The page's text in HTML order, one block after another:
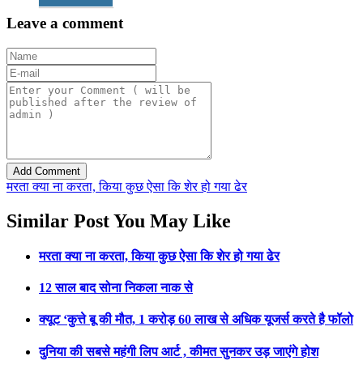
Leave a comment
मरता क्या ना करता, किया कुछ ऐसा कि शेर हो गया ढेर
Similar Post You May Like
मरता क्या ना करता, किया कुछ ऐसा कि शेर हो गया ढेर
12 साल बाद सोना निकला नाक से
क्यूट ‘कुत्ते बू की मौत, 1 करोड़ 60 लाख से अधिक यूजर्स करते है फॉलो
दुनिया की सबसे महंगी लिप आर्ट , कीमत सुनकर उड़ जाएंगे होश